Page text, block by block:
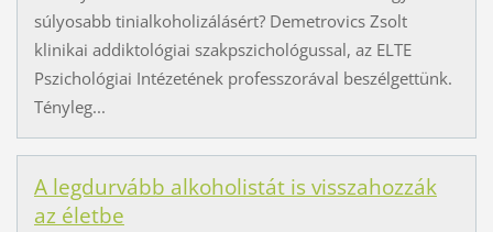
súlyosabb tinialkoholizálásért? Demetrovics Zsolt
klinikai addiktológiai szakpszichológussal, az ELTE
Pszichológiai Intézetének professzorával beszélgettünk.
Tényleg...
A legdurvább alkoholistát is visszahozzák
az életbe